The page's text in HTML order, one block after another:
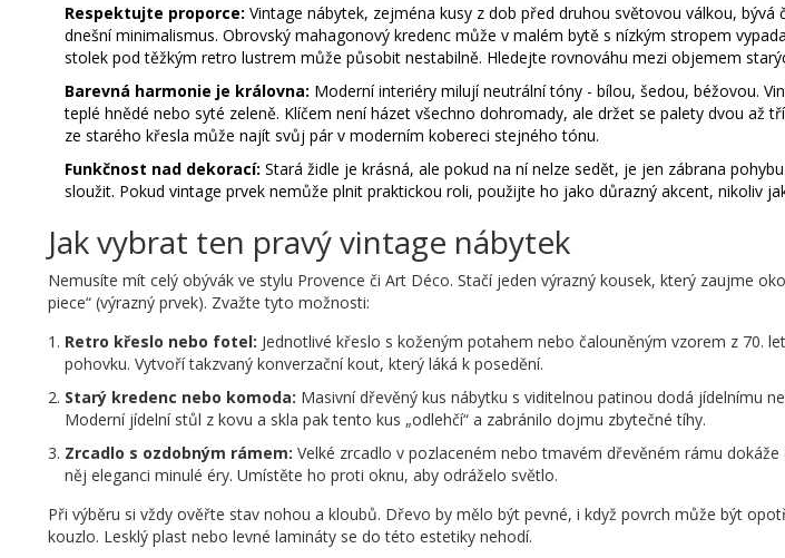
Respektujte proporce: Vintage nábytek, zejména kusy z dob před druhou světovou válkou, bývá
dnešní minimalismus. Obrovský mahagonový kredenc může v malém bytě s nízkým stropem
stolek pod těžkým retro lustrem může působit nestabilně. Hledejte rovnováhu mezi objemem
Barevná harmonie je královna: Moderní interiéry milují neutrální tóny - bílou, šedou, béžovou.
teplé hnědé nebo syté zeleně. Klíčem není házet všechno dohromady, ale držet se palety dvou až
ze starého křesla může najít svůj pár v moderním kobereci stejného tónu.
Funkčnost nad dekorací: Stará židle je krásná, ale pokud na ní nelze sedět, je jen zábrana
sloužit. Pokud vintage prvek nemůže plnit praktickou roli, použijte ho jako důrazný akcent, nikoliv
Jak vybrat ten pravý vintage nábytek
Nemusíte mít celý obývák ve stylu Provence či Art Déco. Stačí jeden výrazný kousek, který zaujme
piece“ (výrazný prvek). Zvažte tyto možnosti:
Retro křeslo nebo fotel: Jednotlivé křeslo s koženým potahem nebo čalouněným vzorem z 70.
pohovku. Vytvoří takzvaný konverzační kout, který láká k posedění.
Starý kredenc nebo komoda: Masivní dřevěný kus nábytku s viditelnou patinou dodá jídelnímu
Moderní jídelní stůl z kovu a skla pak tento kus „odlehčí“ a zabránilo dojmu zbytečné tíhy.
Zrcadlo s ozdobným rámem: Velké zrcadlo v pozlaceném nebo tmavém dřevěném rámu
něj eleganci minulé éry. Umístěte ho proti oknu, aby odráželo světlo.
Při výběru si vždy ověřte stav nohou a kloubů. Dřevo by mělo být pevné, i když povrch může být
kouzlo. Lesklý plast nebo levné lamináty se do této estetiky nehodí.